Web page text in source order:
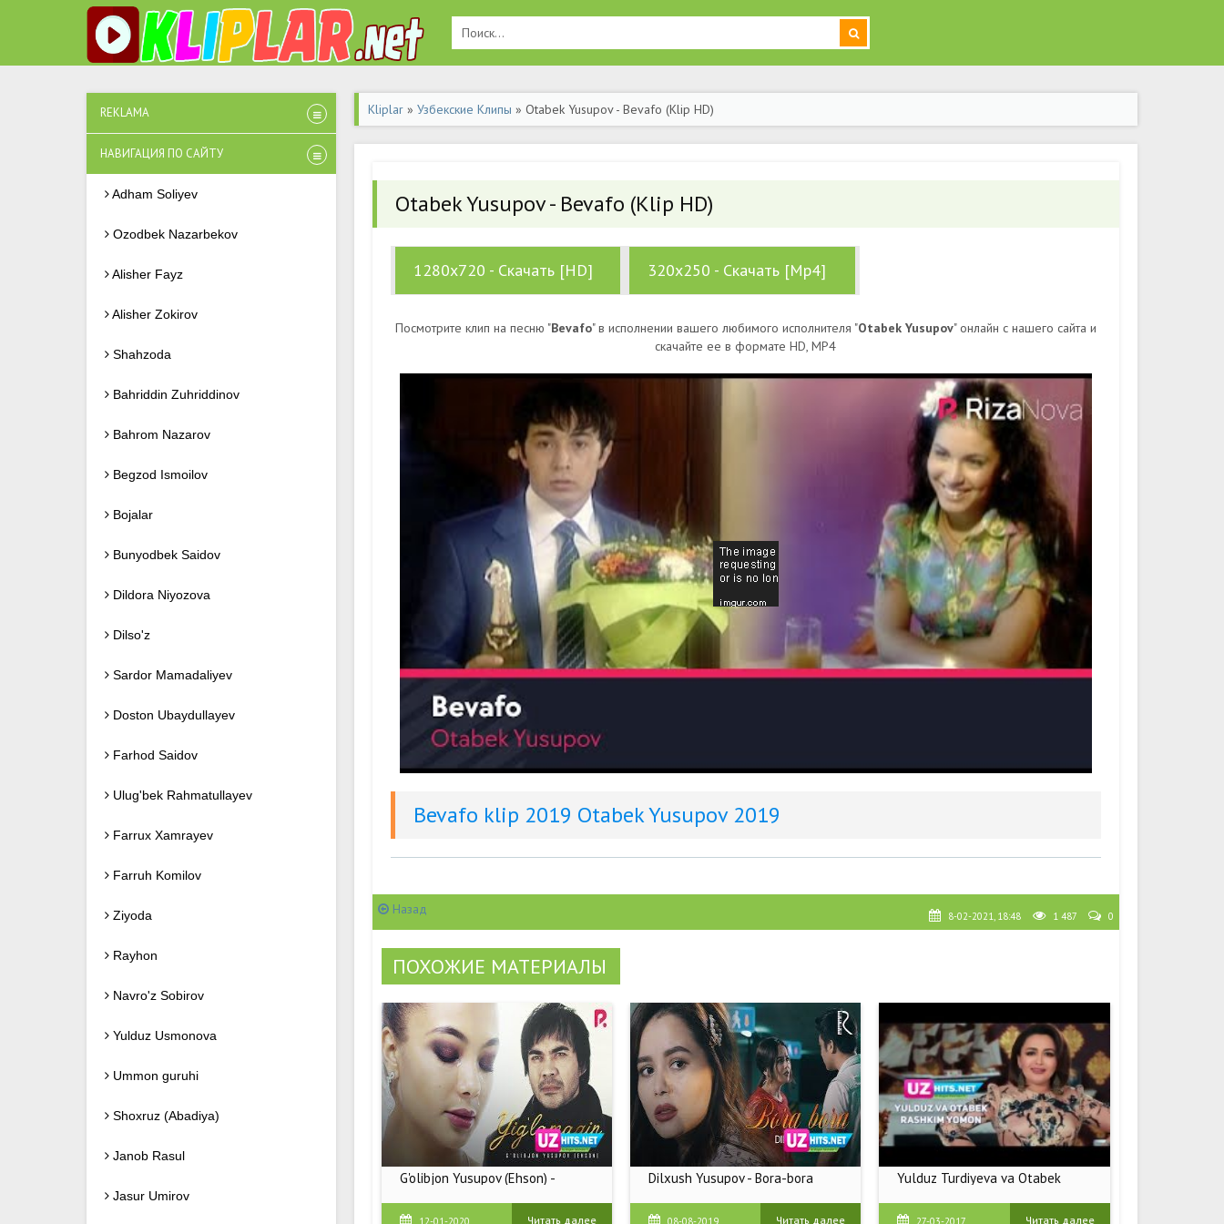
REKLAMA
НАВИГАЦИЯ ПО САЙТУ
Adham Soliyev
Ozodbek Nazarbekov
Alisher Fayz
Alisher Zokirov
Shahzoda
Bahriddin Zuhriddinov
Bahrom Nazarov
Begzod Ismoilov
Bojalar
Bunyodbek Saidov
Dildora Niyozova
Dilso'z
Sardor Mamadaliyev
Doston Ubaydullayev
Farhod Saidov
Ulug'bek Rahmatullayev
Farrux Xamrayev
Farruh Komilov
Ziyoda
Rayhon
Navro'z Sobirov
Yulduz Usmonova
Ummon guruhi
Shoxruz (Abadiya)
Janob Rasul
Jasur Umirov
Kliplar» Узбекские Клипы » Otabek Yusupov - Bevafo (Klip HD)
Otabek Yusupov - Bevafo (Klip HD)
1280x720 - Скачать [HD] 320x250 - Скачать [Mp4]
Посмотрите клип на песню "Bevafo" в исполнении вашего любимого исполнителя "Otabek Yusupov" онлайн с нашего сайта и
скачайте ее в формате HD, MP4
Bevafo klip 2019 Otabek Yusupov 2019
Назад 8-02-2021, 18:48 1 487 0
ПОХОЖИЕ МАТЕРИАЛЫ
G'olibjon Yusupov (Ehson) -
12-01-2020 Читать далее
Dilxush Yusupov - Bora-bora
08-08-2019 Читать далее
Yulduz Turdiyeva va Otabek
27-03-2017 Читать далее